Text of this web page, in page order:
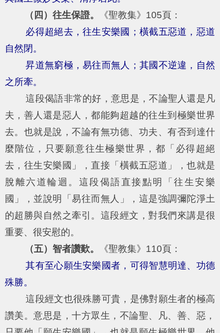
（四）往生保證。
《聖教集》105頁：
必得超絕去，往生安樂國；橫截五惡道，惡道
自然閉。
昇道無窮極，易往而無人；其國不逆違，自然
之所牽。
這段偈語非常的好，意思是，不論聖人還是凡
夫，善人還是惡人，都能夠超越的往生到極樂世界
去。也就是說，不論有無功德、功夫、有否到達什
麼階位，只要願意往生極樂世界，都「必得超絕
去，往生安樂國」，直接「橫截五惡道」，也就是
脫離六道輪迴。這段偈語直接點明「往生安樂
國」，並說明「易往而無人」，這是強調彌陀淨土
的超勝與自然之牽引。這段經文，對我們來講是很
重要、很安慰的。
（五）智者讚歎。
《聖教集》110頁：
其有至心願生安樂國者，可得智慧明達、功德
殊勝。
這段經文也很殊勝可貴，是佛對願生者的極高
讚美。意思是，十方眾生，不論聖、凡、善、惡，